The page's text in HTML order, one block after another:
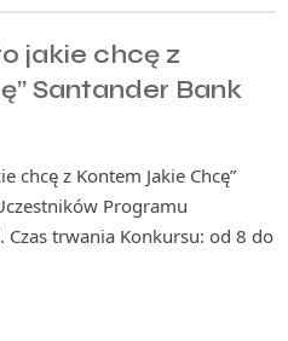
jakie chcę z
Santander Bank
chcę z Kontem Jakie Chcę”
Programu
Czas trwania Konkursu: od 8 do